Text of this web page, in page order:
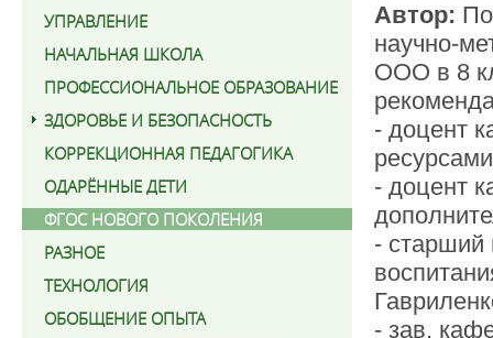
УПРАВЛЕНИЕ
НАЧАЛЬНАЯ ШКОЛА
ПРОФЕССИОНАЛЬНОЕ ОБРАЗОВАНИЕ
ЗДОРОВЬЕ И БЕЗОПАСНОСТЬ
КОРРЕКЦИОННАЯ ПЕДАГОГИКА
ОДАРЁННЫЕ ДЕТИ
ФГОС НОВОГО ПОКОЛЕНИЯ
РАЗНОЕ
ТЕХНОЛОГИЯ
ОБОБЩЕНИЕ ОПЫТА
Автор:
научно-
ООО в 8
- доцент
- доцент
- старший
- зав.